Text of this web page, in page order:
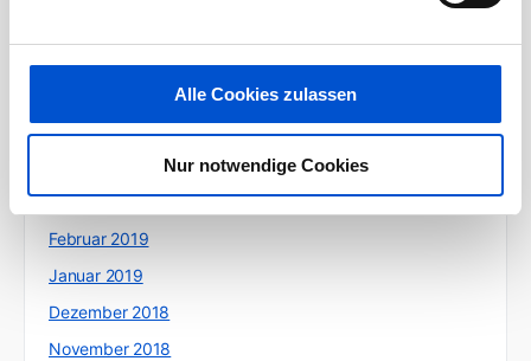
Alle Cookies zulassen
Nur notwendige Cookies
Mai 2019
März 2019
Februar 2019
Januar 2019
Dezember 2018
November 2018